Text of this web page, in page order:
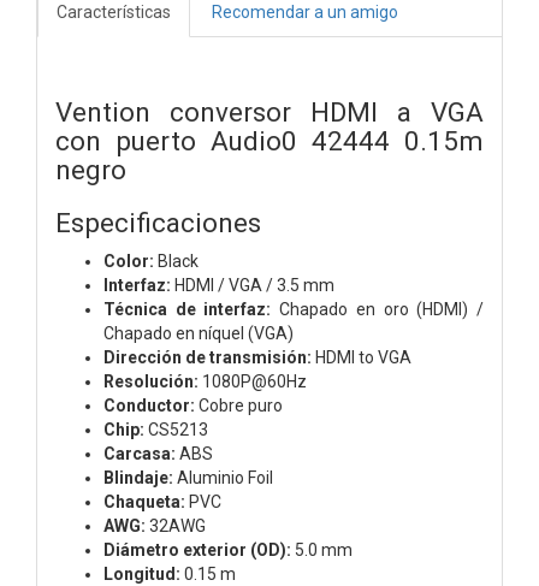
Características Recomendar a un amigo
Vention conversor HDMI a VGA
con puerto Audio0 42444 0.15m
negro
Especificaciones
Color: Black
Interfaz: HDMI / VGA / 3.5 mm
Técnica de interfaz: Chapado en oro (HDMI) /
Chapado en níquel (VGA)
Dirección de transmisión: HDMI to VGA
Resolución: 1080P@60Hz
Conductor: Cobre puro
Chip: CS5213
Carcasa: ABS
Blindaje: Aluminio Foil
Chaqueta: PVC
AWG: 32AWG
Diámetro exterior (OD): 5.0 mm
Longitud: 0.15 m